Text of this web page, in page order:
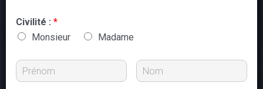
Civilité : *
Monsieur
Madame